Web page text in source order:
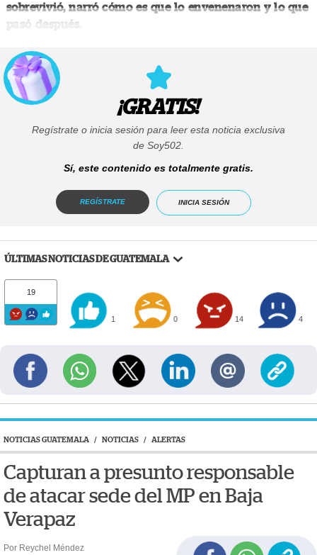
sobrevivió, narró cómo es que lo envenenaron y lo que
pasó después.
¡GRATIS!
Regístrate o inicia sesión para leer esta noticia exclusiva
de Soy502.
Sí, este contenido es totalmente gratis.
REGÍSTRATE INICIA SESIÓN
ÚLTIMAS NOTICIAS DE GUATEMALA
19
1 0 14 4
NOTICIAS GUATEMALA / NOTICIAS / ALERTAS
Capturan a presunto responsable
de atacar sede del MP en Baja
Verapaz
Por Reychel Méndez